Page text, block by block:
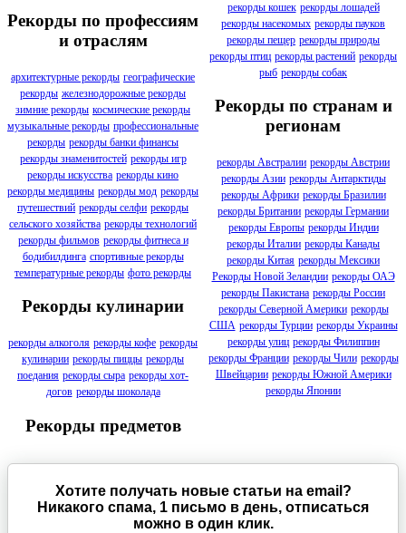
Рекорды по профессиям
и отраслям
архитектурные рекорды географические
рекорды железнодорожные рекорды
зимние рекорды космические рекорды
музыкальные рекорды профессиональные
рекорды рекорды банки финансы
рекорды знаменитостей рекорды игр
рекорды искусства рекорды кино
рекорды медицины рекорды мод рекорды
путешествий рекорды селфи рекорды
сельского хозяйства рекорды технологий
рекорды фильмов рекорды фитнеса и
бодибилдинга спортивные рекорды
температурные рекорды фото рекорды
Рекорды кулинарии
рекорды алкоголя рекорды кофе рекорды
кулинарии рекорды пиццы рекорды
поедания рекорды сыра рекорды хот-
догов рекорды шоколада
Рекорды предметов
рекорды кошек рекорды лошадей
рекорды насекомых рекорды пауков
рекорды пещер рекорды природы
рекорды птиц рекорды растений рекорды
рыб рекорды собак
Рекорды по странам и
регионам
рекорды Австралии рекорды Австрии
рекорды Азии рекорды Антарктиды
рекорды Африки рекорды Бразилии
рекорды Британии рекорды Германии
рекорды Европы рекорды Индии
рекорды Италии рекорды Канады
рекорды Китая рекорды Мексики
Рекорды Новой Зеландии рекорды ОАЭ
рекорды Пакистана рекорды России
рекорды Северной Америки рекорды
США рекорды Турции рекорды Украины
рекорды улиц рекорды Филиппин
рекорды Франции рекорды Чили рекорды
Швейцарии рекорды Южной Америки
рекорды Японии
Хотите получать новые статьи на email?
Никакого спама, 1 письмо в день, отписаться
можно в один клик.